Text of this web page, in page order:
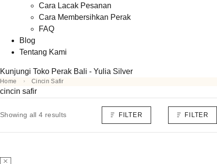
Cara Lacak Pesanan
Cara Membersihkan Perak
FAQ
Blog
Tentang Kami
Kunjungi Toko Perak Bali - Yulia Silver
Home Cincin Safir
cincin safir
Showing all 4 results FILTER FILTER